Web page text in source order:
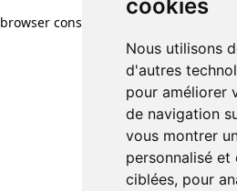
cookies
Nous utilisons
d'autres
pour améliorer
de navigation
vous montrer
personnalisé
ciblées, pour
browser console for more information)